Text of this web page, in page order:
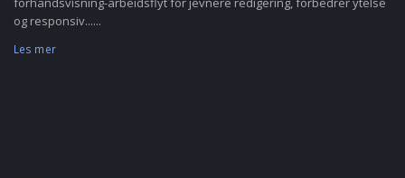
og responsiv......
Les mer